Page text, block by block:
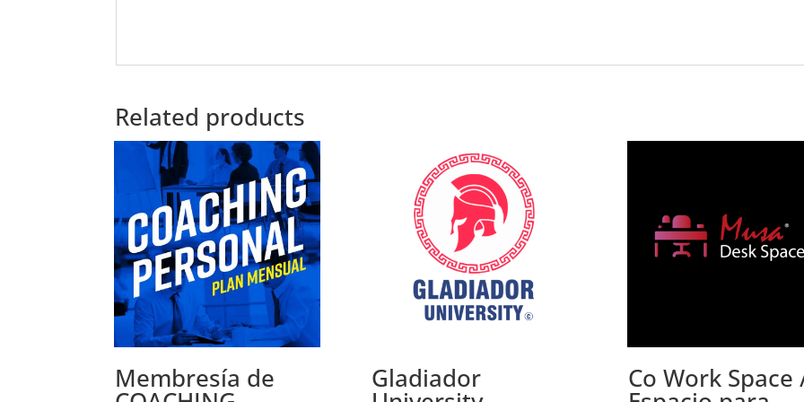
Related products
Membresía de Gladiador Co Work Space